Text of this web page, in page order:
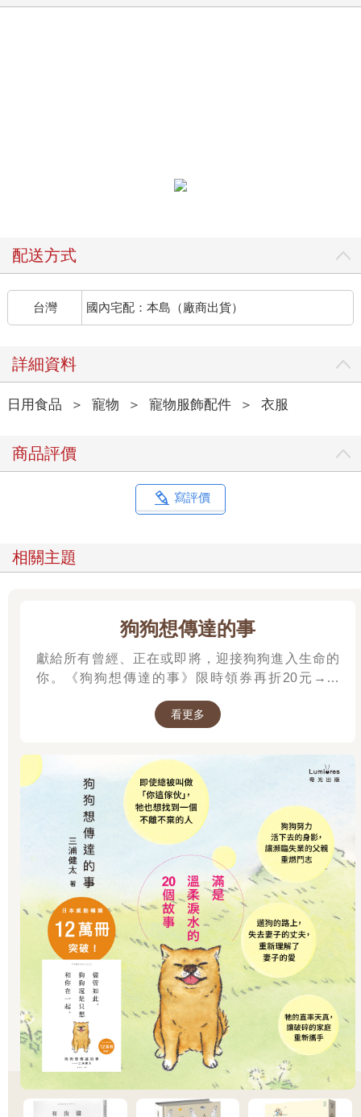
配送方式
台灣 國內宅配：本島（廠商出貨）
詳細資料
日用食品 ＞ 寵物 ＞ 寵物服飾配件 ＞ 衣服
商品評價
寫評價
相關主題
狗狗想傳達的事
獻給所有曾經、正在或即將，迎接狗狗進入生命的
你。《狗狗想傳達的事》限時領券再折20元→→
看更多